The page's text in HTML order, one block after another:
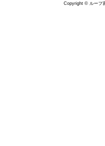
Copyright © ルーフ